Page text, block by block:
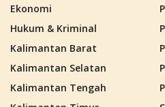
Ekonomi
Hukum & Kriminal
Kalimantan Barat
Kalimantan Selatan
Kalimantan Tengah